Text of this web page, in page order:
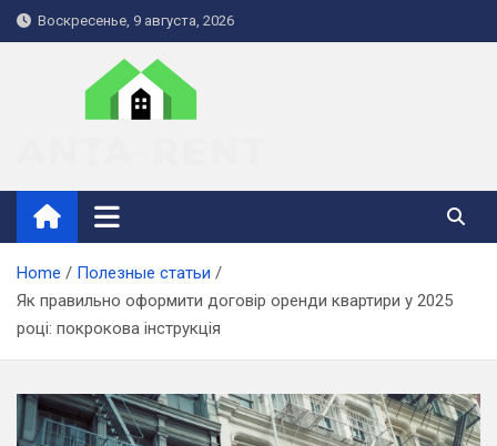
Skip
to
Воскресенье, 9 августа, 2026
anta-rent.kiev.ua
Home
Полезные статьи
Як правильно оформити договір оренди квартири у 2025
році: покрокова інструкція